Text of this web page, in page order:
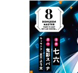
ゲーム
企業
会社概要
採用情報
アクセス
オーバーラップホ
オーバ
オーバー